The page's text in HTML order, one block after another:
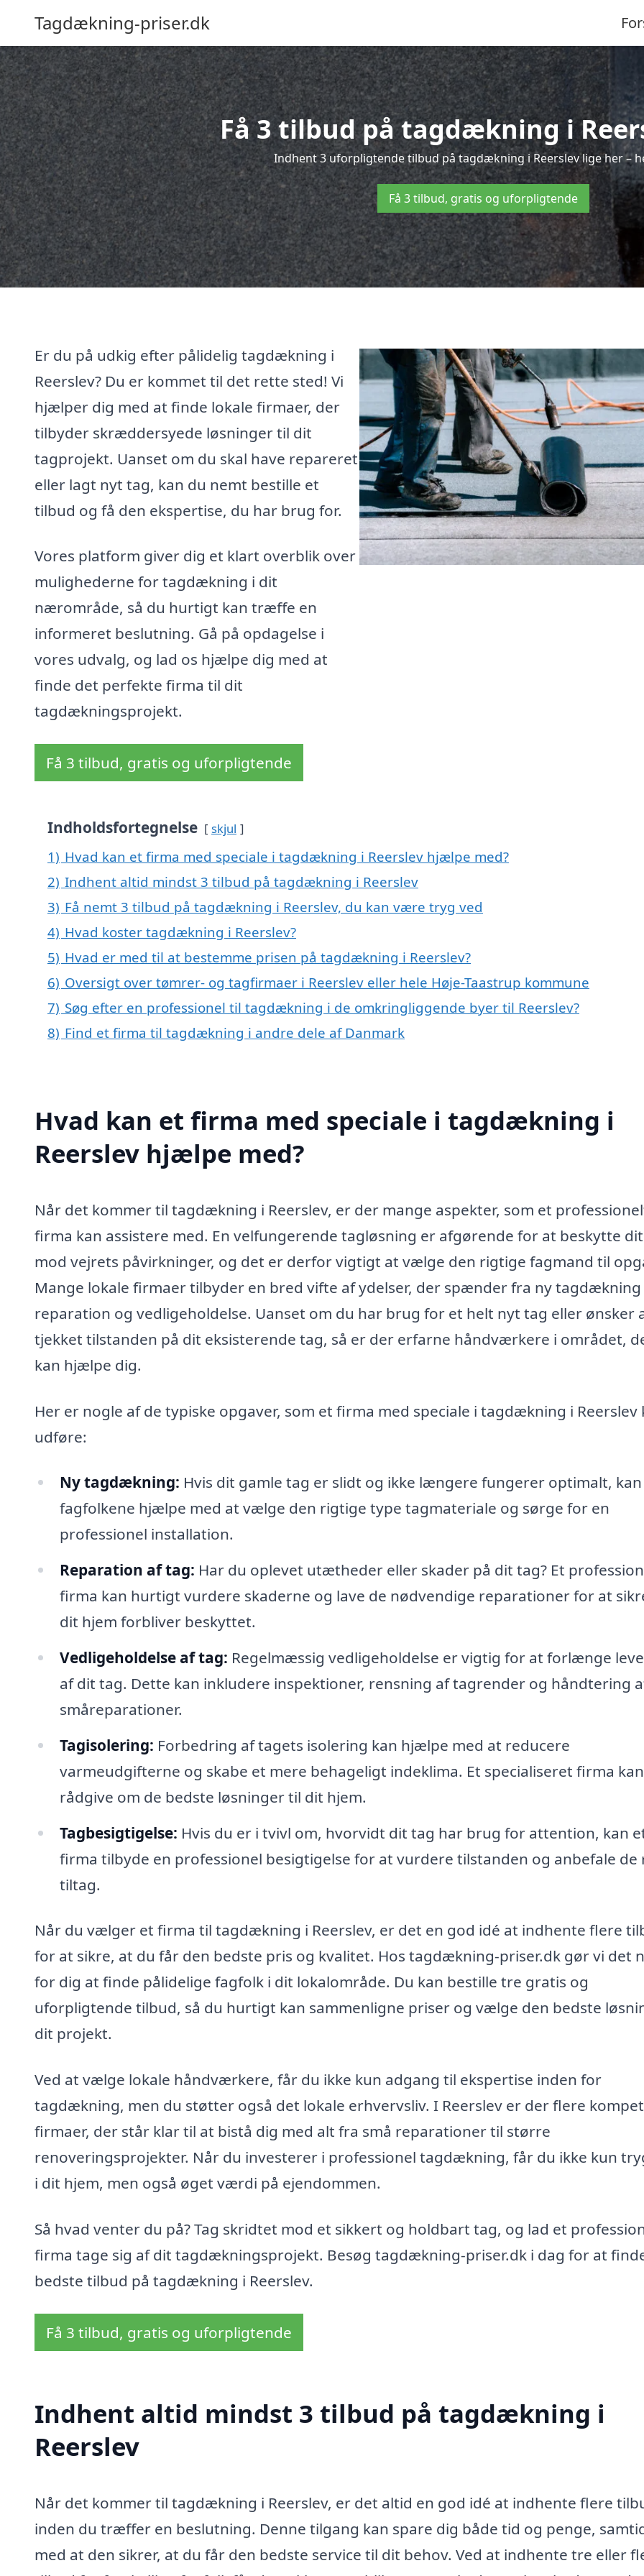
Tagdækning-priser.dk
Få 3 tilbud på tagdækning i
Indhent 3 uforpligtende tilbud på tagdækning i Reerslev lige her –
Få 3 tilbud, gratis og uforpligtende
Er du på udkig efter pålidelig tagdækning i
Reerslev? Du er kommet til det rette sted! Vi
hjælper dig med at finde lokale firmaer, der
tilbyder skræddersyede løsninger til dit
tagprojekt. Uanset om du skal have repareret
eller lagt nyt tag, kan du nemt bestille et
tilbud og få den ekspertise, du har brug for.
Vores platform giver dig et klart overblik over
mulighederne for tagdækning i dit
nærområde, så du hurtigt kan træffe en
informeret beslutning. Gå på opdagelse i
vores udvalg, og lad os hjælpe dig med at
finde det perfekte firma til dit
tagdækningsprojekt.
Få 3 tilbud, gratis og uforpligtende
Indholdsfortegnelse skjul
1) Hvad kan et firma med speciale i tagdækning i Reerslev hjælpe med?
2) Indhent altid mindst 3 tilbud på tagdækning i Reerslev
3) Få nemt 3 tilbud på tagdækning i Reerslev, du kan være tryg ved
4) Hvad koster tagdækning i Reerslev?
5) Hvad er med til at bestemme prisen på tagdækning i Reerslev?
6) Oversigt over tømrer- og tagfirmaer i Reerslev eller hele Høje-Taastrup kommune
7) Søg efter en professionel til tagdækning i de omkringliggende byer til Reerslev?
8) Find et firma til tagdækning i andre dele af Danmark
Hvad kan et firma med speciale i tagdækning i
Reerslev hjælpe med?
Når det kommer til tagdækning i Reerslev, er der mange aspekter, som et
firma kan assistere med. En velfungerende tagløsning er afgørende for at beskytte
mod vejrets påvirkninger, og det er derfor vigtigt at vælge den rigtige fagmand til
Mange lokale firmaer tilbyder en bred vifte af ydelser, der spænder fra ny
reparation og vedligeholdelse. Uanset om du har brug for et helt nyt tag eller ønsker
tjekket tilstanden på dit eksisterende tag, så er der erfarne håndværkere i området,
kan hjælpe dig.
Her er nogle af de typiske opgaver, som et firma med speciale i tagdækning i Reerslev
udføre:
Ny tagdækning: Hvis dit gamle tag er slidt og ikke længere fungerer optimalt, kan
fagfolkene hjælpe med at vælge den rigtige type tagmateriale og sørge for en
professionel installation.
Reparation af tag: Har du oplevet utætheder eller skader på dit tag? Et
firma kan hurtigt vurdere skaderne og lave de nødvendige reparationer for at
dit hjem forbliver beskyttet.
Vedligeholdelse af tag: Regelmæssig vedligeholdelse er vigtig for at forlænge
af dit tag. Dette kan inkludere inspektioner, rensning af tagrender og håndtering
småreparationer.
Tagisolering: Forbedring af tagets isolering kan hjælpe med at reducere
varmeudgifterne og skabe et mere behageligt indeklima. Et specialiseret firma kan
rådgive om de bedste løsninger til dit hjem.
Tagbesigtigelse: Hvis du er i tvivl om, hvorvidt dit tag har brug for attention, kan
firma tilbyde en professionel besigtigelse for at vurdere tilstanden og anbefale de
tiltag.
Når du vælger et firma til tagdækning i Reerslev, er det en god idé at indhente flere
for at sikre, at du får den bedste pris og kvalitet. Hos tagdækning-priser.dk gør vi det
for dig at finde pålidelige fagfolk i dit lokalområde. Du kan bestille tre gratis og
uforpligtende tilbud, så du hurtigt kan sammenligne priser og vælge den bedste
dit projekt.
Ved at vælge lokale håndværkere, får du ikke kun adgang til ekspertise inden for
tagdækning, men du støtter også det lokale erhvervsliv. I Reerslev er der flere
firmaer, der står klar til at bistå dig med alt fra små reparationer til større
renoveringsprojekter. Når du investerer i professionel tagdækning, får du ikke kun
i dit hjem, men også øget værdi på ejendommen.
Så hvad venter du på? Tag skridtet mod et sikkert og holdbart tag, og lad et
firma tage sig af dit tagdækningsprojekt. Besøg tagdækning-priser.dk i dag for at
bedste tilbud på tagdækning i Reerslev.
Få 3 tilbud, gratis og uforpligtende
Indhent altid mindst 3 tilbud på tagdækning i
Reerslev
Når det kommer til tagdækning i Reerslev, er det altid en god idé at indhente flere
inden du træffer en beslutning. Denne tilgang kan spare dig både tid og penge,
med at den sikrer, at du får den bedste service til dit behov. Ved at indhente tre eller